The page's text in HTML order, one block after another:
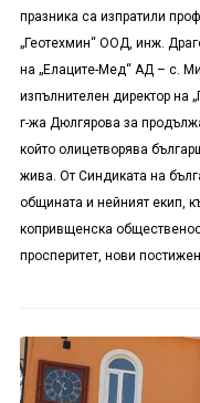
празника са изпратили
„Геотехмин“ ООД, инж.
на „Елаците-Мед“ АД – с.
изпълнителен директор на
г-жа Дюлгярова за
който олицетворява
жива. От Синдиката на
общината и нейният екип,
копривщенска
просперитет, нови